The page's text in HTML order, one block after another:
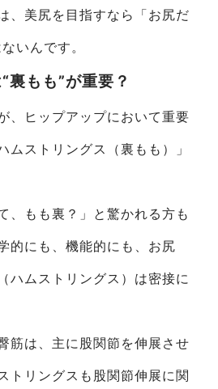
、美尻を目指すなら「お尻だ
いんです。
裏もも”が重要？
、ヒップアップにおいて重要
ムストリングス（裏もも）」
、もも裏？」と驚かれる方も
的にも、機能的にも、お尻
ハムストリングス）は密接に
筋は、主に股関節を伸展させ
トリングスも股関節伸展に関